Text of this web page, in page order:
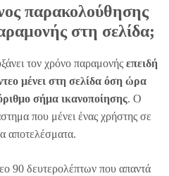
παρακολούθησης
στη σελίδα;
τον χρόνο παραμονής επειδή
μένει στη σελίδα όση ώρα
σήμα ικανοποίησης. Ο
που μένει ένας χρήστης σε
αποτελέσματα.
90 δευτερολέπτων που απαντά